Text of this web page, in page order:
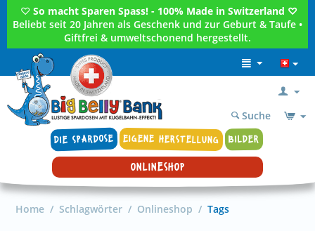
♡ So macht Sparen Spass! - 100% Made in Switzerland ♡
Beliebt seit 20 Jahren als Geschenk und zur Geburt & Taufe •
Giftfrei & umweltschonend hergestellt.
DIE SPARDOSE EIGENE HERSTELLUNG BILDER
Suche
ONLINESHOP
Home / Schlagwörter / Onlineshop / Tags